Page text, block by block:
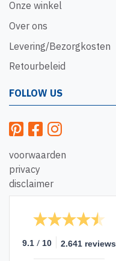
Onze winkel
Over ons
Levering/Bezorgkosten
Retourbeleid
FOLLOW US
voorwaarden
privacy
disclaimer
9.1 / 10 2.641 reviews